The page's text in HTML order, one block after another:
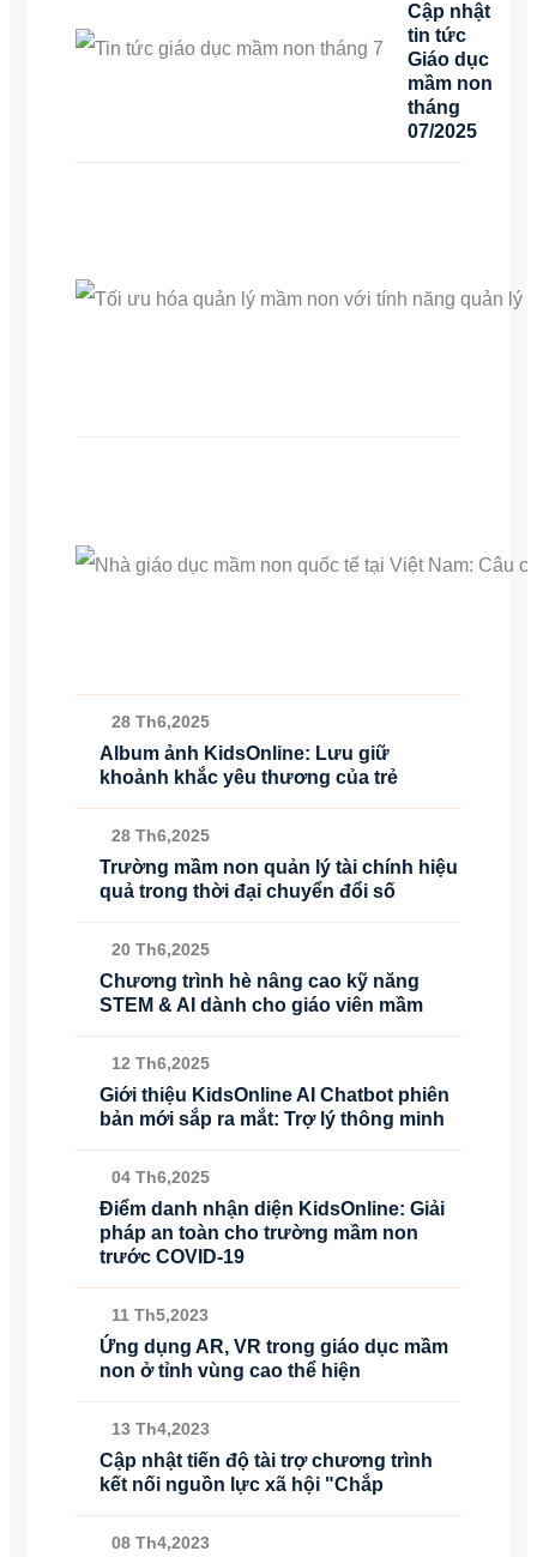
Cập nhật
tin tức
Giáo dục
mầm non
tháng
07/2025
28 Th6,2025
Album ảnh KidsOnline: Lưu giữ
khoảnh khắc yêu thương của trẻ
28 Th6,2025
Trường mầm non quản lý tài chính hiệu
quả trong thời đại chuyển đổi số
20 Th6,2025
Chương trình hè nâng cao kỹ năng
STEM & AI dành cho giáo viên mầm
12 Th6,2025
Giới thiệu KidsOnline AI Chatbot phiên
bản mới sắp ra mắt: Trợ lý thông minh
04 Th6,2025
Điểm danh nhận diện KidsOnline: Giải
pháp an toàn cho trường mầm non
trước COVID-19
11 Th5,2023
Ứng dụng AR, VR trong giáo dục mầm
non ở tỉnh vùng cao thể hiện
13 Th4,2023
Cập nhật tiến độ tài trợ chương trình
kết nối nguồn lực xã hội "Chắp
08 Th4,2023